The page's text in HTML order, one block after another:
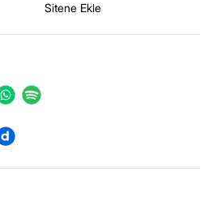
Sitene Ekle